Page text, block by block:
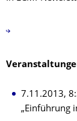
7.11.2013,
„Einführung